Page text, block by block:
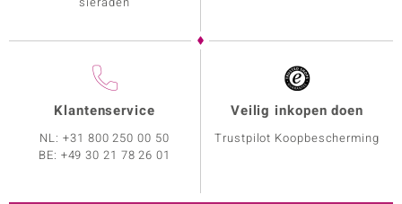
Klantenservice
NL:+31 800 250 00 50
BE: +49 30 21 78 26 01
Veilig inkopen doen
Trustpilot Koopbescherming